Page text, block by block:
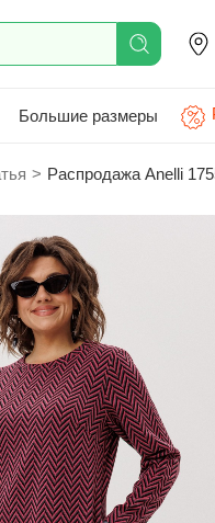
Большие размеры
> Распродажа Anelli